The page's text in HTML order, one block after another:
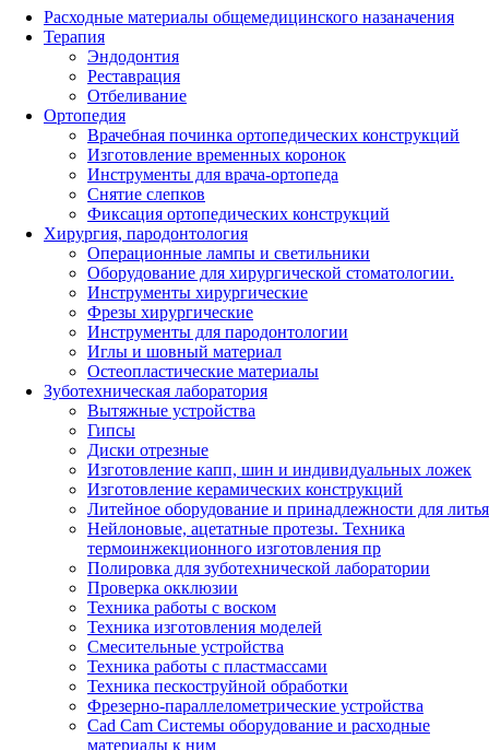
Расходные материалы общемедицинского назаначения
Терапия
Эндодонтия
Реставрация
Отбеливание
Ортопедия
Врачебная починка ортопедических конструкций
Изготовление временных коронок
Инструменты для врача-ортопеда
Снятие слепков
Фиксация ортопедических конструкций
Хирургия, пародонтология
Операционные лампы и светильники
Оборудование для хирургической стоматологии.
Инструменты хирургические
Фрезы хирургические
Инструменты для пародонтологии
Иглы и шовный материал
Остеопластические материалы
Зуботехническая лаборатория
Вытяжные устройства
Гипсы
Диски отрезные
Изготовление капп, шин и индивидуальных ложек
Изготовление керамических конструкций
Литейное оборудование и принадлежности для литья
Нейлоновые, ацетатные протезы. Техника
термоинжекционного изготовления пр
Полировка для зуботехнической лаборатории
Проверка окклюзии
Техника работы с воском
Техника изготовления моделей
Смесительные устройства
Техника работы с пластмассами
Техника пескоструйной обработки
Фрезерно-параллелометрические устройства
Cad Cam Системы оборудование и расходные
материалы к ним